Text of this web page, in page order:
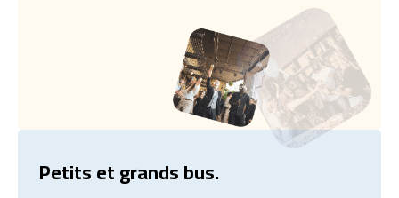
Petits et grands bus.